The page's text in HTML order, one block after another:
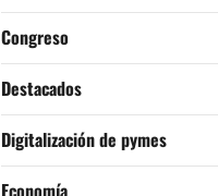
Congreso
Destacados
Digitalización de pymes
Economía